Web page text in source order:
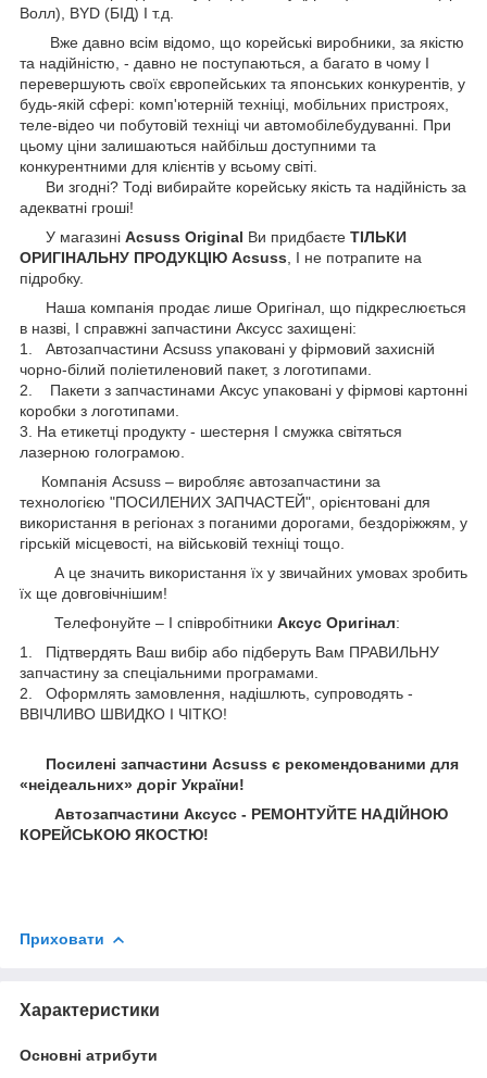
Волл), BYD (БІД) І т.д.
Вже давно всім відомо, що корейські виробники, за якістю
та надійністю, - давно не поступаються, а багато в чому І
перевершують своїх європейських та японських конкурентів, у
будь-якій сфері: комп'ютерній техніці, мобільних пристроях,
теле-відео чи побутовій техніці чи автомобілебудуванні. При
цьому ціни залишаються найбільш доступними та
конкурентними для клієнтів у всьому світі.
Ви згодні? Тоді вибирайте корейську якість та надійність за
адекватні гроші!
У магазині Acsuss Original Ви придбаєте ТІЛЬКИ
ОРИГІНАЛЬНУ ПРОДУКЦІЮ Acsuss , І не потрапите на
підробку.
Наша компанія продає лише Оригінал, що підкреслюється
в назві, І справжні запчастини Аксусс захищені:
1. Автозапчастини Acsuss упаковані у фірмовий захисній
чорно-білий поліетиленовий пакет, з логотипами.
2. Пакети з запчастинами Аксус упаковані у фірмові картонні
коробки з логотипами.
3. На етикетці продукту - шестерня І смужка світяться
лазерною голограмою.
Компанія Acsuss – виробляє автозапчастини за
технологією "ПОСИЛЕНИХ ЗАПЧАСТЕЙ", орієнтовані для
використання в регіонах з поганими дорогами, бездоріжжям, у
гірській місцевості, на військовій техніці тощо.
А це значить використання їх у звичайних умовах зробить
їх ще довговічнішим!
Телефонуйте – І співробітники Аксус Оригінал:
1. Підтвердять Ваш вибір або підберуть Вам ПРАВИЛЬНУ
запчастину за спеціальними програмами.
2. Оформлять замовлення, надішлють, супроводять -
ВВІЧЛИВО ШВИДКО І ЧІТКО!
Посилені запчастини Acsuss є рекомендованими для
«неідеальних» доріг України!
Автозапчастини Аксусс - РЕМОНТУЙТЕ НАДІЙНОЮ
КОРЕЙСЬКОЮ ЯКОСТЮ!
Приховати
Характеристики
Основні атрибути